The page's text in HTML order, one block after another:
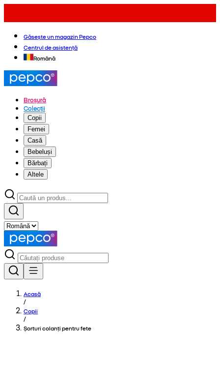
Găsește un magazin Pepco
Centrul de asistență
Română
Broșură
Colecții
Copii
Femei
Casă
Bebeluși
Bărbați
Altele
Acasă
/
Copii
/
Șorturi colanți pentru fete